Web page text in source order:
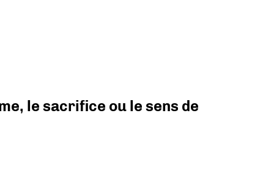
le sacrifice ou le sens de